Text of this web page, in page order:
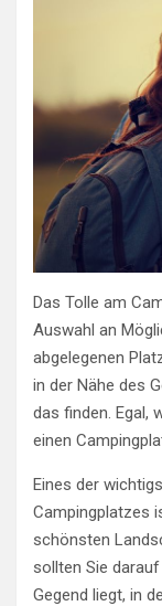
Das Tolle am
Auswahl an
abgelegenen
in der Nähe des
das finden. Egal,
einen
Eines der
Campingplatzes
schönsten
sollten Sie
Gegend liegt, in